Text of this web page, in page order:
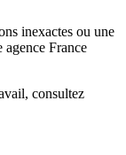
inexactes ou une
agence France
, consultez